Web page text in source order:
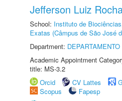
Jefferson Luiz
School: Instituto de
Exatas (Câmpus de São José
Department:
Academic Appointment
title: MS-3.2
Orcid
CV Lattes
Scopus
Fapesp